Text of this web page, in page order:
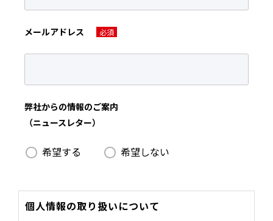
メールアドレス 必須
弊社からの情報のご案内
（ニュースレター）
希望する 希望しない
個人情報の取り扱いについて